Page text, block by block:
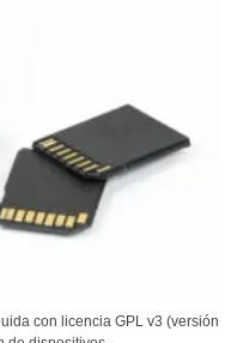
con licencia GPL v3 (versión